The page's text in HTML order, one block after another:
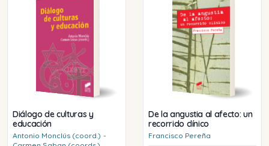
Diálogo de culturas y
educación
Antonio Monclús (coord.) -
De la angustia al afecto: un
recorrido clínico
Francisco Pereña